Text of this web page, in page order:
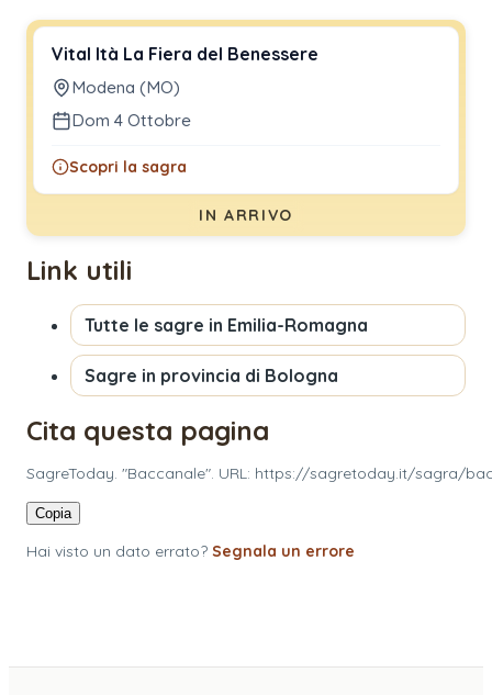
Vital Ità La Fiera del Benessere
Modena (MO)
Dom 4 Ottobre
Scopri la sagra
IN ARRIVO
Link utili
Tutte le sagre in Emilia-Romagna
Sagre in provincia di Bologna
Cita questa pagina
SagreToday. "Baccanale". URL: https://sagretoday.it/sagra/
Copia
Hai visto un dato errato? Segnala un errore